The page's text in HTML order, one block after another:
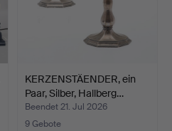
KERZENSTÄENDER, ein
Paar, Silber, Hallberg…
Beendet 21. Jul 2026
9 Gebote